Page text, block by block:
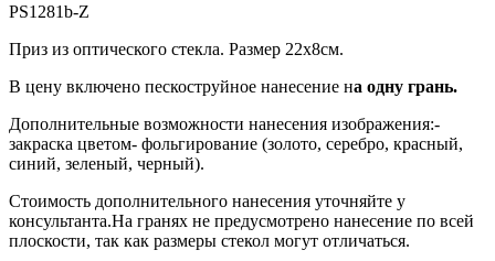
PS1281b-Z
Приз из оптического стекла. Размер 22х8см.
В цену включено пескоструйное нанесение на одну грань.
Дополнительные возможности нанесения изображения:-
закраска цветом- фольгирование (золото, серебро, красный,
синий, зеленый, черный).
Стоимость дополнительного нанесения уточняйте у
консультанта.На гранях не предусмотрено нанесение по всей
плоскости, так как размеры стекол могут отличаться.